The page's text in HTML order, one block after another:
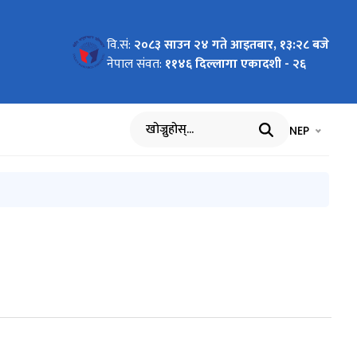
वि.सं: २०८३ साउन २४ गते आइतबार, १३:२८ बजे
नेपाल संवत: ११४६ दिल्लागा एकादशी - २६
खोज्नुहोस् भाषा चयन
NEP